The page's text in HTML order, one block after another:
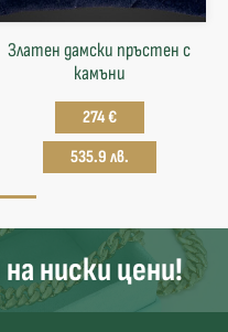
Златен дамски пръстен с
камъни
274 €
535.9 лв.
на ниски цени!